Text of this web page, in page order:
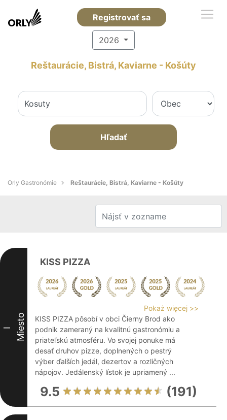
Registrovať sa
2026
Reštaurácie, Bistrá, Kaviarne - Košúty
Hľadať
Orly Gastronómie Reštaurácie, Bistrá, Kaviarne - Košúty
I Miesto
KISS PIZZA
Pokaż więcej >>
KISS PIZZA pôsobí v obci Čierny Brod ako
podnik zameraný na kvalitnú gastronómiu a
priateľskú atmosféru. Vo svojej ponuke má
desať druhov pizze, doplnených o pestrý
výber ďalších jedál, dezertov a rozličných
nápojov. Jedálenský lístok je upriamený ...
9.5 (191)